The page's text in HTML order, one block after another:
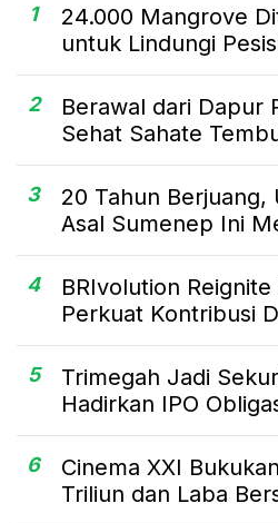
1
24.000 Mangrove
untuk Lindungi
2
Berawal dari Dapur
Sehat Sahate
3
20 Tahun
Asal Sumenep Ini
4
BRIvolution
Perkuat Kontribusi
5
Trimegah Jadi
Hadirkan IPO
6
Cinema XXI
Triliun dan Laba